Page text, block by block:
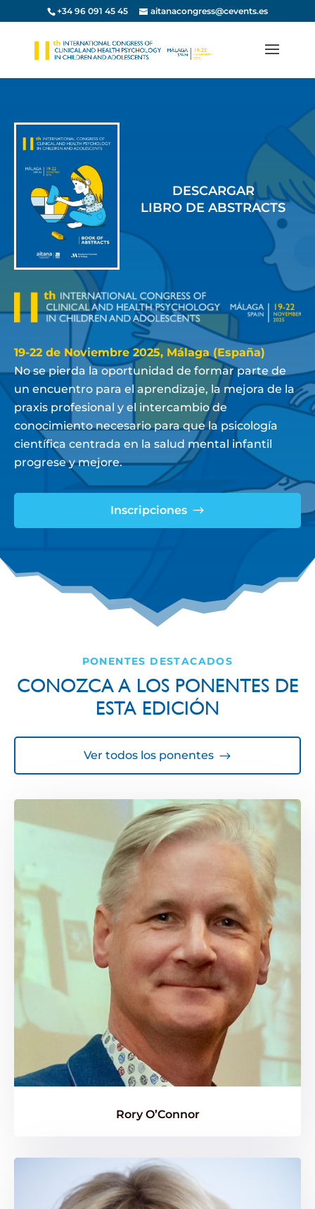
+34 96 091 45 45 aitanacongress@cevents.es
DESCARGAR
LIBRO DE ABSTRACTS
19-22 de Noviembre 2025, Málaga (España)
No se pierda la oportunidad de formar parte de
un encuentro para el aprendizaje, la mejora de la
praxis profesional y el intercambio de
conocimiento necesario para que la psicología
científica centrada en la salud mental infantil
progrese y mejore.
Inscripciones
PONENTES DESTACADOS
CONOZCA A LOS PONENTES DE
ESTA EDICIÓN
Ver todos los ponentes
Rory O’Connor